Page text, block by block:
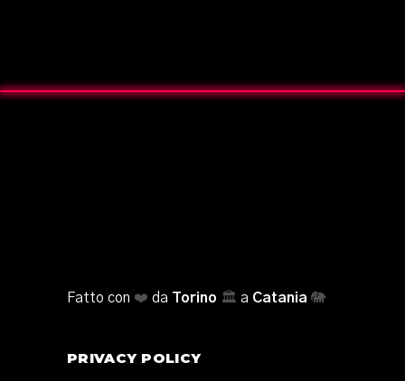
Fatto con ❤️ da Torino 🏛️ a Catania 🐘
PRIVACY POLICY